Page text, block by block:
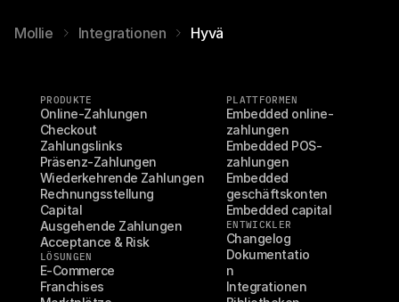
Mollie Integrationen Hyvä
PRODUKTE
Online-Zahlungen
Checkout
Zahlungslinks
Präsenz-Zahlungen
Wiederkehrende Zahlungen
Rechnungsstellung
Capital
Ausgehende Zahlungen
Acceptance & Risk
LÖSUNGEN
E-Commerce
Franchises
PLATTFORMEN
Embedded online-
zahlungen
Embedded POS-
zahlungen
Embedded
geschäftskonten
Embedded capital
ENTWICKLER
Changelog
Dokumentatio
n
Integrationen